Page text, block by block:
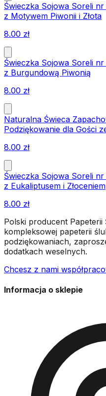
Świeczka Sojowa Soreli
z Motywem Piwonii i Złota
8.00 zł
Świeczka Sojowa Soreli
z Burgundową Piwonią
8.00 zł
Naturalna Świeca
Podziękowanie dla Gości
8.00 zł
Świeczka Sojowa Soreli
z Eukaliptusem i Złoceniem
8.00 zł
Polski producent Papeterii
kompleksowej papeterii
podziękowaniach,
dodatkach weselnych.
Chcesz z nami
Informacja o sklepie